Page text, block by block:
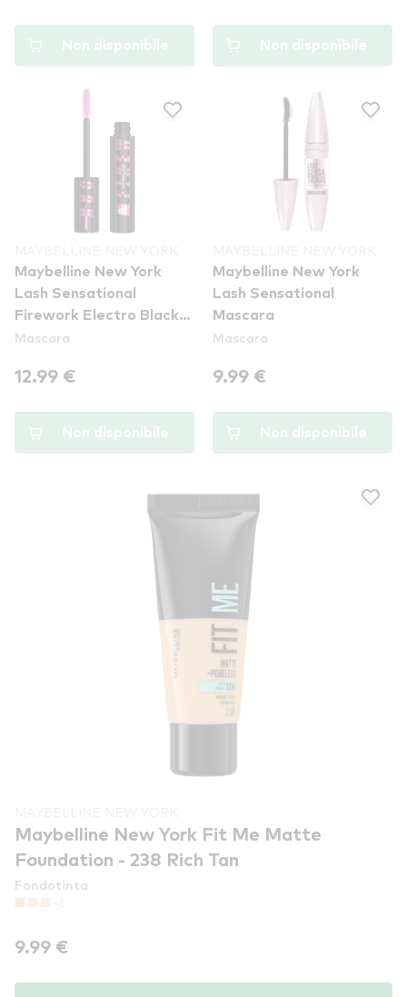
Non disponibile Non disponibile
Maybelline New York
Lash Sensational
Firework Electro Black
Mascara
Mascara
12.99 €
Non disponibile
Maybelline New York
Lash Sensational
Mascara
Mascara
9.99 €
Non disponibile
Maybelline New York Fit Me Matte
Foundation - 238 Rich Tan
Fondotinta
9.99 €